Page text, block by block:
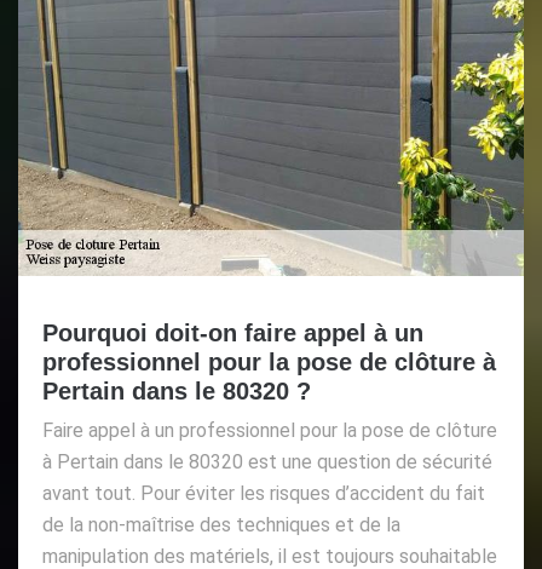
Pourquoi doit-on faire appel à un
professionnel pour la pose de clôture à
Pertain dans le 80320 ?
Faire appel à un professionnel pour la pose de clôture
à Pertain dans le 80320 est une question de sécurité
avant tout. Pour éviter les risques d’accident du fait
de la non-maîtrise des techniques et de la
manipulation des matériels, il est toujours souhaitable